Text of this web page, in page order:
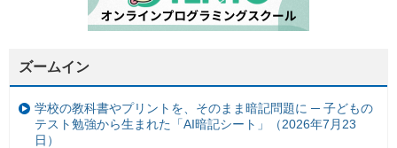
ズームイン
学校の教科書やプリントを、そのまま暗記問題に ─ 子どもの
テスト勉強から生まれた「AI暗記シート」（2026年7月23
日）